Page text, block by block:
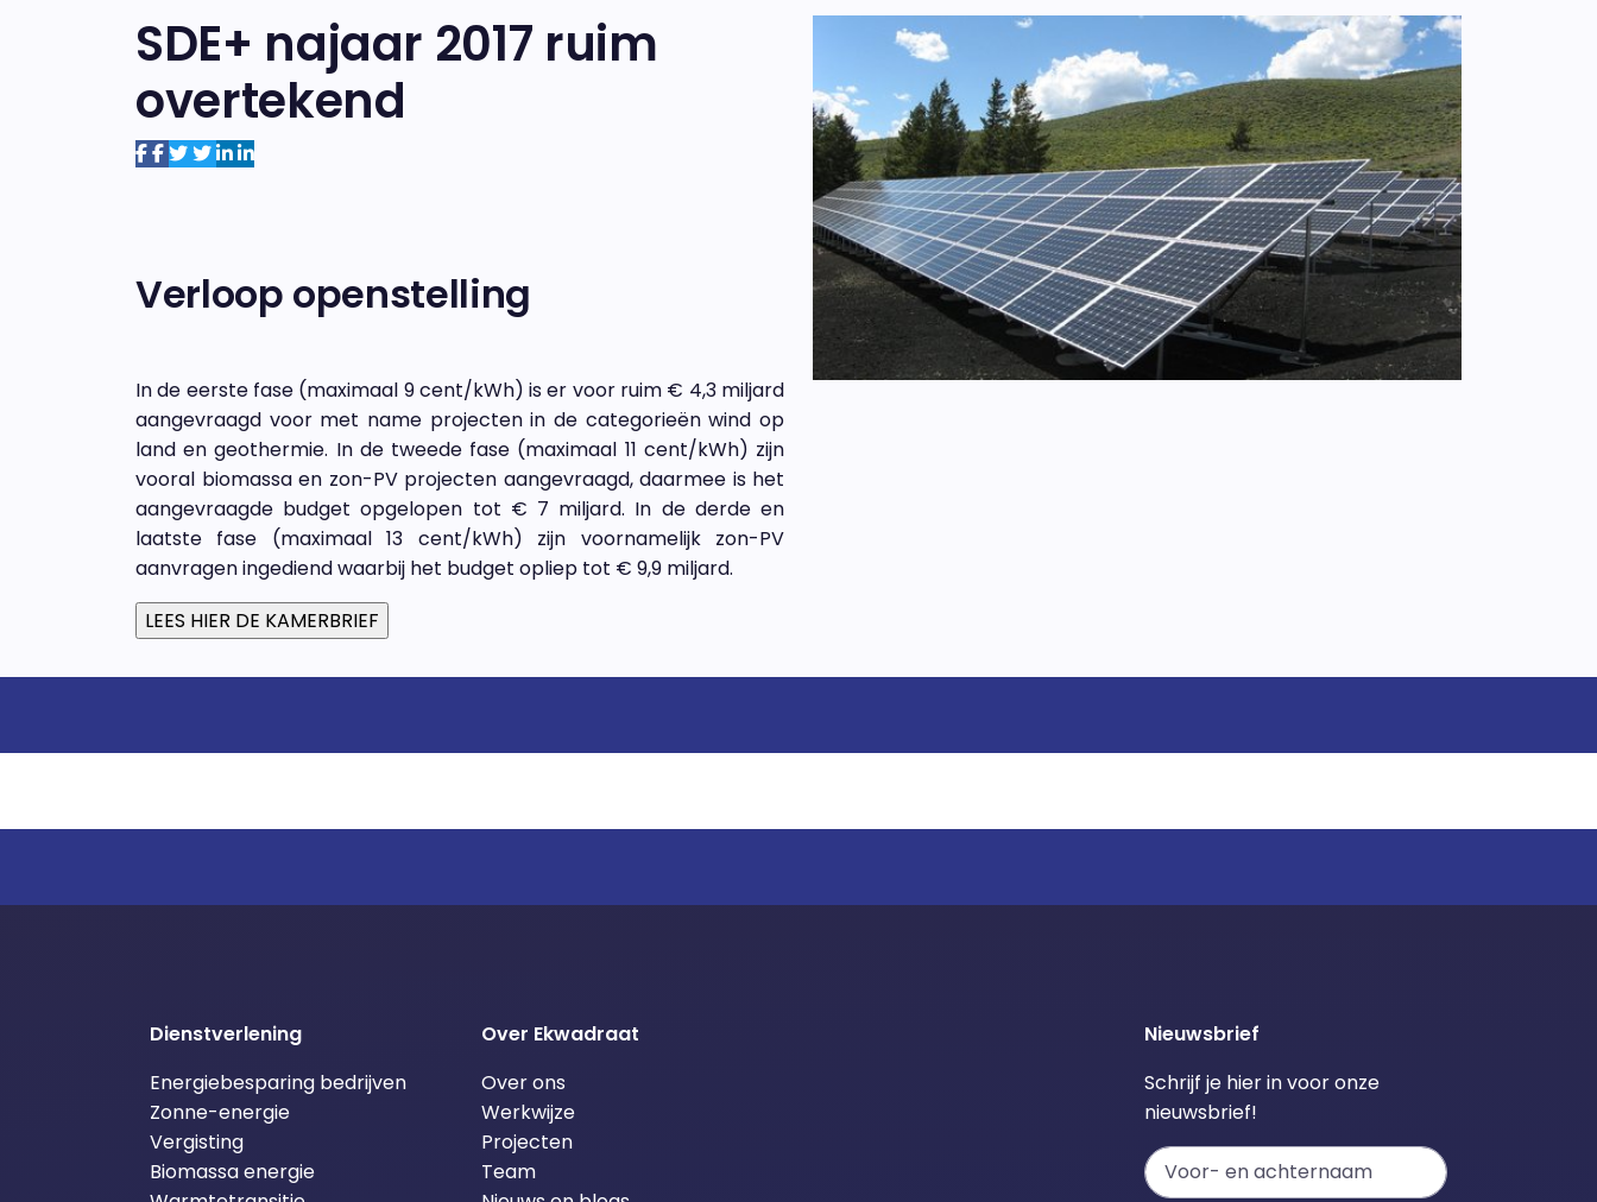
SDE+ najaar 2017 ruim
overtekend
Verloop openstelling
In de eerste fase (maximaal 9 cent/kWh) is er voor ruim € 4,3 miljard
aangevraagd voor met name projecten in de categorieën wind op
land en geothermie. In de tweede fase (maximaal 11 cent/kWh) zijn
vooral biomassa en zon-PV projecten aangevraagd, daarmee is het
aangevraagde budget opgelopen tot € 7 miljard. In de derde en
laatste fase (maximaal 13 cent/kWh) zijn voornamelijk zon-PV
aanvragen ingediend waarbij het budget opliep tot € 9,9 miljard.
Dienstverlening
Energiebesparing bedrijven
Zonne-energie
Vergisting
Biomassa energie
Over Ekwadraat
Over ons
Werkwijze
Projecten
Team
Nieuwsbrief
Schrijf je hier in voor onze
nieuwsbrief!